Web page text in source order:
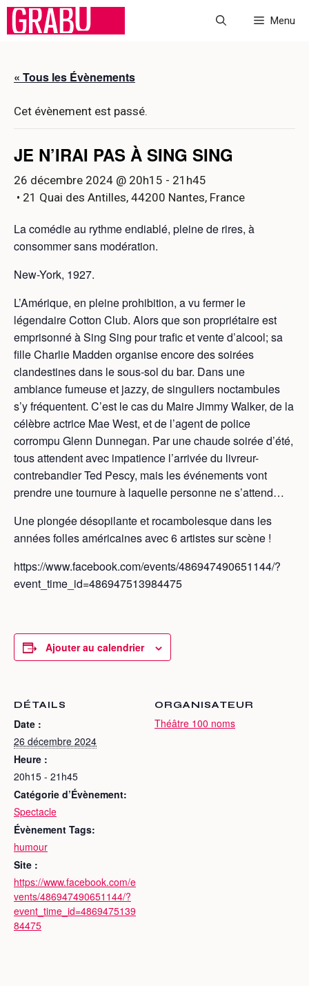
Aller
Menu
« Tous les Évènements
Cet évènement est passé.
JE N’IRAI PAS À SING SING
26 décembre 2024 @ 20h15 - 21h45
• 21 Quai des Antilles, 44200 Nantes, France
La comédie au rythme endiablé, pleine de rires, à
consommer sans modération.
New-York, 1927.
L’Amérique, en pleine prohibition, a vu fermer le
légendaire Cotton Club. Alors que son propriétaire est
emprisonné à Sing Sing pour trafic et vente d’alcool; sa
fille Charlie Madden organise encore des soirées
clandestines dans le sous-sol du bar. Dans une
ambiance fumeuse et jazzy, de singuliers noctambules
s’y fréquentent. C’est le cas du Maire Jimmy Walker, de la
célèbre actrice Mae West, et de l’agent de police
corrompu Glenn Dunnegan. Par une chaude soirée d’été,
tous attendent avec impatience l’arrivée du livreur-
contrebandier Ted Pescy, mais les événements vont
prendre une tournure à laquelle personne ne s’attend…
Une plongée désopilante et rocambolesque dans les
années folles américaines avec 6 artistes sur scène !
https://www.facebook.com/events/486947490651144/?
event_time_id=486947513984475
Ajouter au calendrier
DÉTAILS
Date :
26 décembre 2024
Heure :
20h15 - 21h45
Catégorie d’Évènement:
Spectacle
Évènement Tags:
humour
Site :
https://www.facebook.com/e
vents/486947490651144/?
event_time_id=4869475139
84475
ORGANISATEUR
Théâtre 100 noms